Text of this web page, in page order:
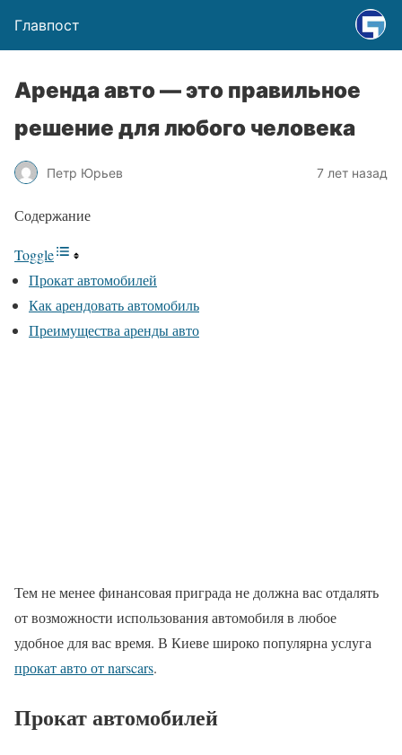
Главпост
Аренда авто — это правильное
решение для любого человека
Петр Юрьев 7 лет назад
Содержание
Toggle
Прокат автомобилей
Как арендовать автомобиль
Преимущества аренды авто
Тем не менее финансовая приграда не должна вас отдалять
от возможности использования автомобиля в любое
удобное для вас время. В Киеве широко популярна услуга
прокат авто от narscars.
Прокат автомобилей